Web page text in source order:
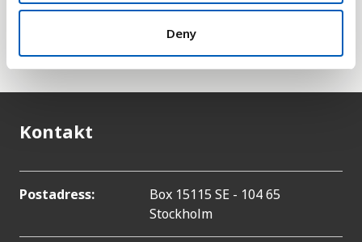
Deny
heller med i den här statistiken eftersom dessa tas
han om FN:s särskilda organ för palestinska
flyktingar,
Kontakt
Postadress:
Box 15115 SE - 104 65
Stockholm